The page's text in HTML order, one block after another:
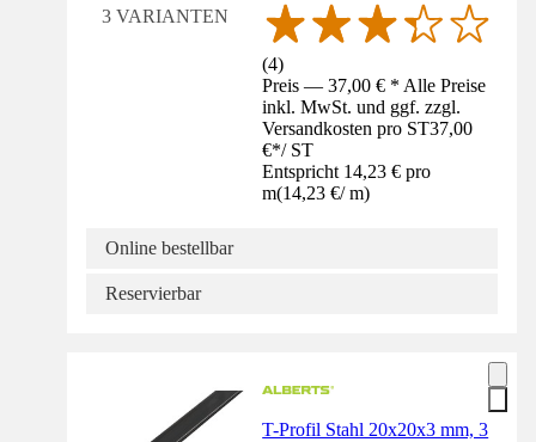
3 VARIANTEN
(4)
Preis — 37,00 € * Alle Preise
inkl. MwSt. und ggf. zzgl.
Versandkosten pro ST37,00
€*/ ST
Entspricht 14,23 € pro
m(14,23 €/ m)
Online bestellbar
Reservierbar
T-Profil Stahl 20x20x3 mm, 3